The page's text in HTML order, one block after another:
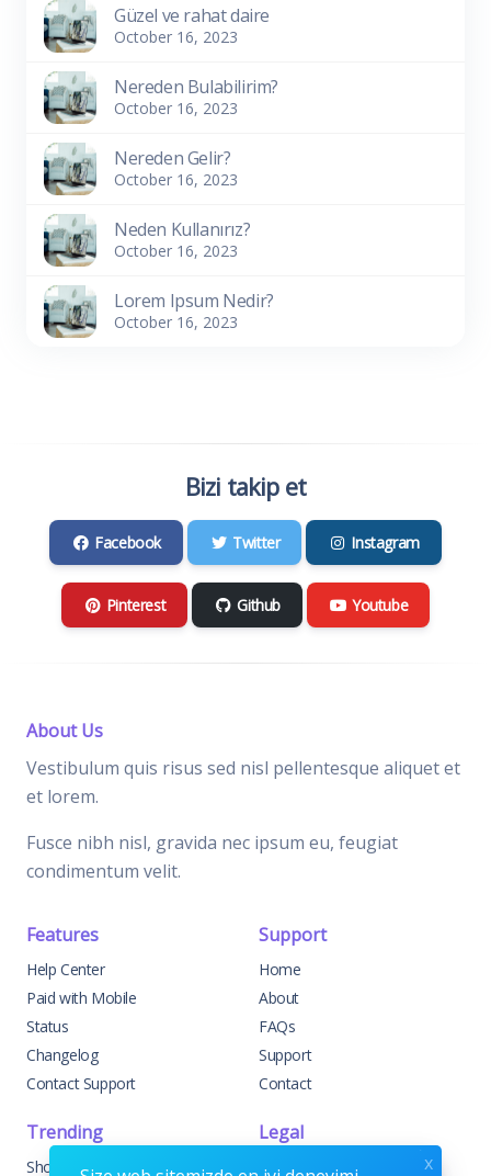
Güzel ve rahat daire
October 16, 2023
Nereden Bulabilirim?
October 16, 2023
Nereden Gelir?
October 16, 2023
Neden Kullanırız?
October 16, 2023
Lorem Ipsum Nedir?
October 16, 2023
Bizi takip et
Facebook Twitter Instagram
Pinterest Github Youtube
About Us
Vestibulum quis risus sed nisl pellentesque aliquet et
et lorem.
Fusce nibh nisl, gravida nec ipsum eu, feugiat
condimentum velit.
Features
Help Center
Paid with Mobile
Status
Changelog
Contact Support
Support
Home
About
FAQs
Support
Contact
Trending
Shop
Legal
Knowledge Center x